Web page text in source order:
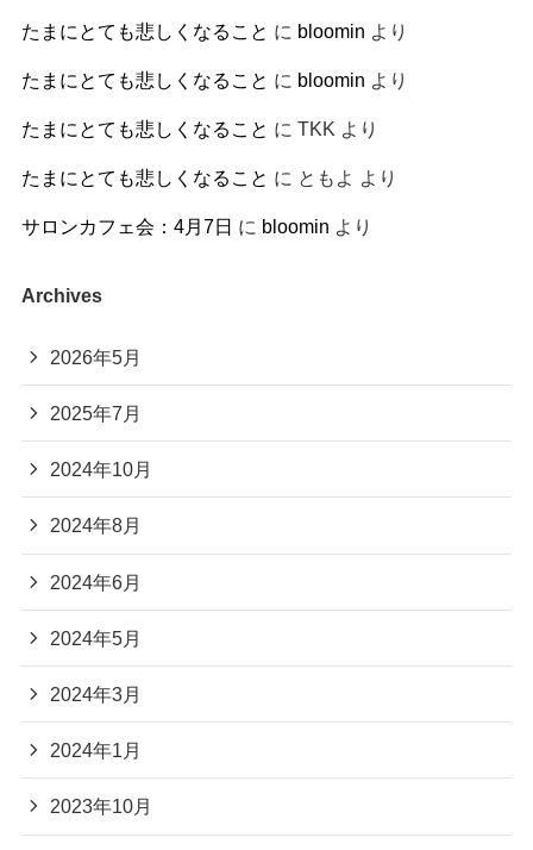
たまにとても悲しくなること に bloomin より
たまにとても悲しくなること に bloomin より
たまにとても悲しくなること に TKK より
たまにとても悲しくなること に ともよ より
サロンカフェ会：4月7日 に bloomin より
Archives
2026年5月
2025年7月
2024年10月
2024年8月
2024年6月
2024年5月
2024年3月
2024年1月
2023年10月